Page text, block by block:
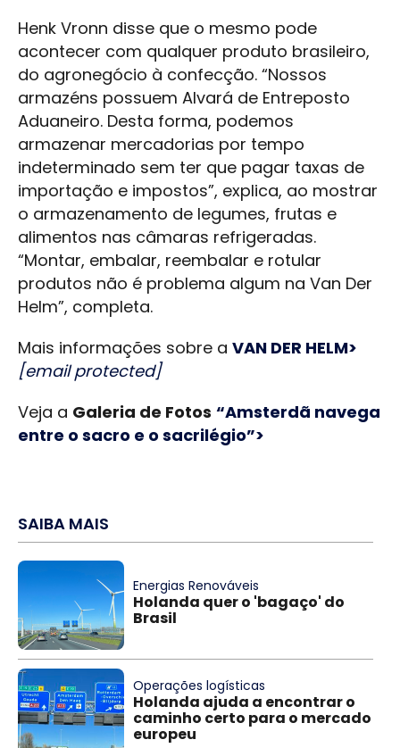
Henk Vronn disse que o mesmo pode
acontecer com qualquer produto brasileiro,
do agronegócio à confecção. “Nossos
armazéns possuem Alvará de Entreposto
Aduaneiro. Desta forma, podemos
armazenar mercadorias por tempo
indeterminado sem ter que pagar taxas de
importação e impostos”, explica, ao mostrar
o armazenamento de legumes, frutas e
alimentos nas câmaras refrigeradas.
“Montar, embalar, reembalar e rotular
produtos não é problema algum na Van Der
Helm”, completa.
Mais informações sobre a VAN DER HELM>
[email protected]
Veja a Galeria de Fotos “Amsterdã navega
entre o sacro e o sacrilégio”>
SAIBA MAIS
Energias Renováveis
Holanda quer o 'bagaço' do
Brasil
Operações logísticas
Holanda ajuda a encontrar o
caminho certo para o mercado
europeu